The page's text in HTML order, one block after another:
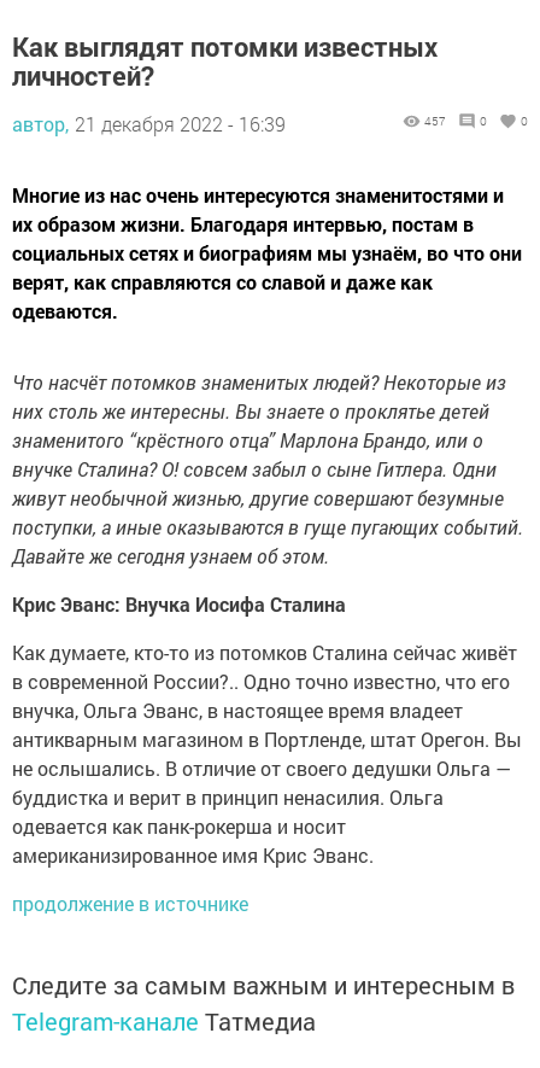
Как выглядят потомки известных
личностей?
автор, 21 декабря 2022 - 16:39 457 0 0
Многие из нас очень интересуются знаменитостями и
их образом жизни. Благодаря интервью, постам в
социальных сетях и биографиям мы узнаём, во что они
верят, как справляются со славой и даже как
одеваются.
Что насчёт потомков знаменитых людей? Некоторые из
них столь же интересны. Вы знаете о проклятье детей
знаменитого “крёстного отца” Марлона Брандо, или о
внучке Сталина? О! совсем забыл о сыне Гитлера. Одни
живут необычной жизнью, другие совершают безумные
поступки, а иные оказываются в гуще пугающих событий.
Давайте же сегодня узнаем об этом.
Крис Эванс: Внучка Иосифа Сталина
Как думаете, кто-то из потомков Сталина сейчас живёт
в современной России?.. Одно точно известно, что его
внучка, Ольга Эванс, в настоящее время владеет
антикварным магазином в Портленде, штат Орегон. Вы
не ослышались. В отличие от своего дедушки Ольга —
буддистка и верит в принцип ненасилия. Ольга
одевается как панк-рокерша и носит
американизированное имя Крис Эванс.
продолжение в источнике
Следите за самым важным и интересным в
Telegram-канале Татмедиа